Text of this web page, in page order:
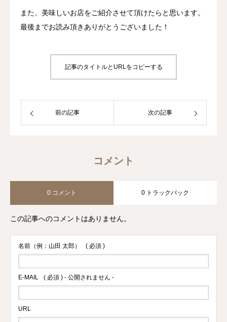
また、美味しいお店をご紹介させて頂けたらと思います。
最後までお読み頂きありがとうございました！
記事のタイトルとURLをコピーする
前の記事 次の記事
コメント
0 コメント 0 トラックバック
この記事へのコメントはありません。
名前（例：山田 太郎） ( 必須 )
E-MAIL ( 必須 ) - 公開されません -
URL